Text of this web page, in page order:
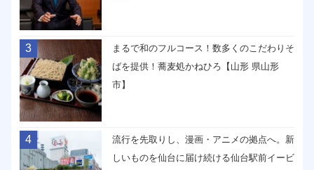
3
まるで和のフルコース！数多くのこだわりそ
ばを提供！蕎麦処かねひろ【山形 県山形
市】
4
流行を先取りし、漫画・アニメの拠点へ。新
しいものを仙台に届け続ける仙台駅前イービ